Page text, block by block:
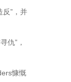
反”，并
仇”，
慷慨